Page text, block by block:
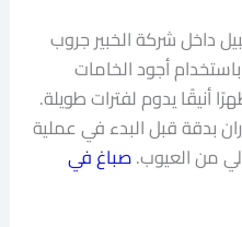
داخل شركة الخبير جروب
أجود الخامات
أنيقًا يدوم لفترات طويلة.
بدقة قبل البدء في عملية
من العيوب.صباغ في